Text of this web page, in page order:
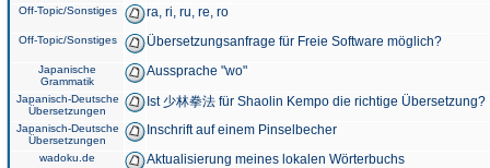
Off-Topic/Sonstiges ra, ri, ru, re, ro
Off-Topic/Sonstiges Übersetzungsanfrage für Freie Software möglich?
Japanische
Grammatik
Aussprache "wo"
Japanisch-Deutsche
Übersetzungen
Ist 少林拳法 für Shaolin Kempo die richtige Übersetzung?
Japanisch-Deutsche
Übersetzungen
Inschrift auf einem Pinselbecher
wadoku.de Aktualisierung meines lokalen Wörterbuchs